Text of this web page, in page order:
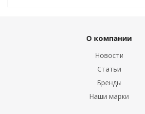
О компании
Новости
Статьи
Бренды
Наши марки